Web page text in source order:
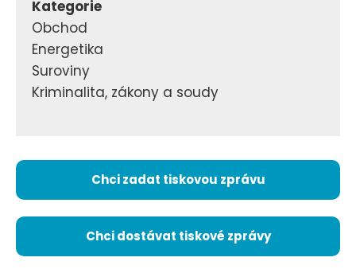
Kategorie
Obchod
Energetika
Suroviny
Kriminalita, zákony a soudy
Chci zadat tiskovou zprávu
Chci dostávat tiskové zprávy